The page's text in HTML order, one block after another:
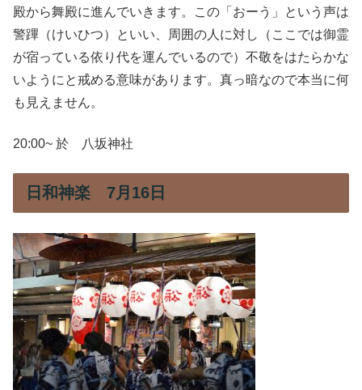
殿から舞殿に進んでいきます。この「おーう」という声は
警蹕（けいひつ）といい、周囲の人に対し（ここでは御霊
が宿っている依り代を運んでいるので）不敬をはたらかな
いようにと戒める意味があります。真っ暗なので本当に何
も見えません。
20:00~ 於 八坂神社
日和神楽 7月16日